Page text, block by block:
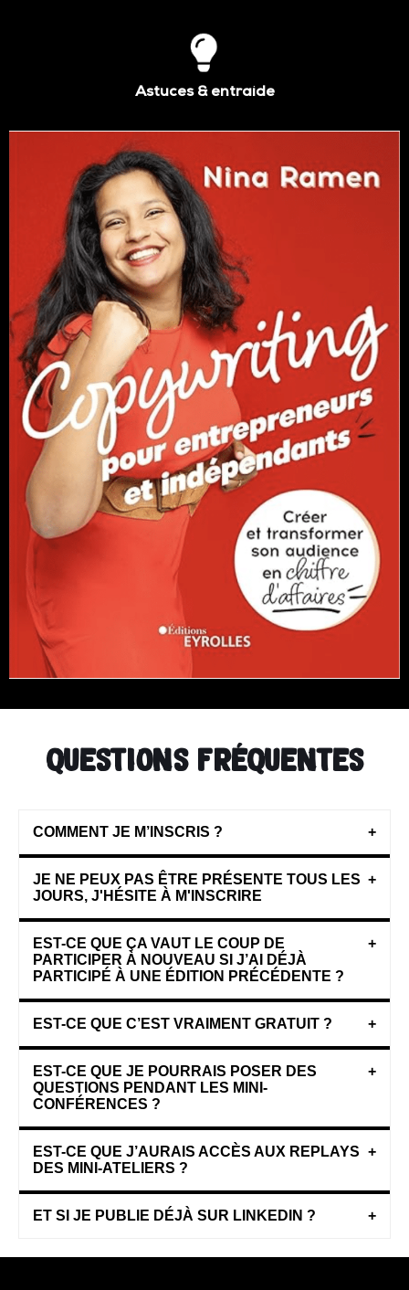
Astuces & entraide
questions fréquentes
COMMENT JE M’INSCRIS ? +
JE NE PEUX PAS ÊTRE PRÉSENTE TOUS LES
JOURS, J'HÉSITE À M'INSCRIRE
+
EST-CE QUE ÇA VAUT LE COUP DE
PARTICIPER À NOUVEAU SI J’AI DÉJÀ
PARTICIPÉ À UNE ÉDITION PRÉCÉDENTE ?
+
EST-CE QUE C’EST VRAIMENT GRATUIT ? +
EST-CE QUE JE POURRAIS POSER DES
QUESTIONS PENDANT LES MINI-
CONFÉRENCES ?
+
EST-CE QUE J’AURAIS ACCÈS AUX REPLAYS
DES MINI-ATELIERS ?
+
ET SI JE PUBLIE DÉJÀ SUR LINKEDIN ? +